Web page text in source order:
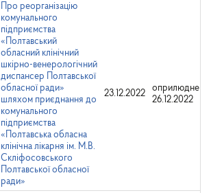
Про реорганізацію
комунального
підприємства
«Полтавський
обласний клінічний
шкірно-венерологічний
диспансер Полтавської
обласної ради»
шляхом приєднання до
комунального
підприємства
«Полтавська обласна
клінічна лікарня ім. М.В.
Скліфосовського
Полтавської обласної
ради»
23.12.2022
оприлюднено:
26.12.2022